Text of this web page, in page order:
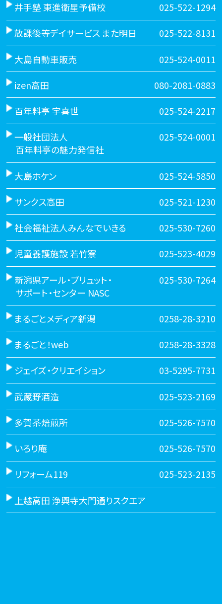
井手塾 東進衛星予備校 025-522-1294
放課後等デイサービス また明日 025-522-8131
大島自動車販売 025-524-0011
izen高田 080-2081-0883
百年料亭 宇喜世 025-524-2217
一般社団法人
百年料亭の魅力発信社
025-524-0001
大島ホケン 025-524-5850
サンクス高田 025-521-1230
社会福祉法人みんなでいきる 025-530-7260
児童養護施設 若竹寮 025-523-4029
新潟県アール・ブリュット・
サポート・センター NASC
025-530-7264
まるごとメディア新潟 0258-28-3210
まるごと！web 0258-28-3328
ジェイズ・クリエイション 03-5295-7731
武蔵野酒造 025-523-2169
多賀茶焙煎所 025-526-7570
いろり庵 025-526-7570
リフォーム119 025-523-2135
上越高田 浄興寺大門通りスクエア